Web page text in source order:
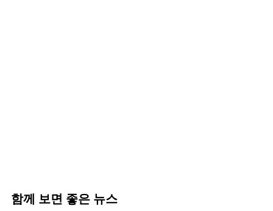
함께 보면 좋은 뉴스